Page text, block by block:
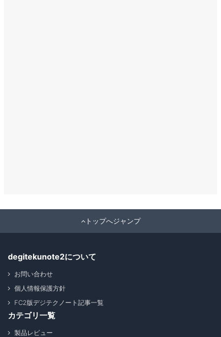
トップへジャンプ
degitekunote2について
お問い合わせ
個人情報保護方針
FC2版デジテクノート記事一覧
カテゴリ一覧
製品レビュー